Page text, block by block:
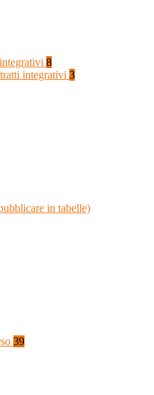
8
integrativi 3
in tabelle)
39